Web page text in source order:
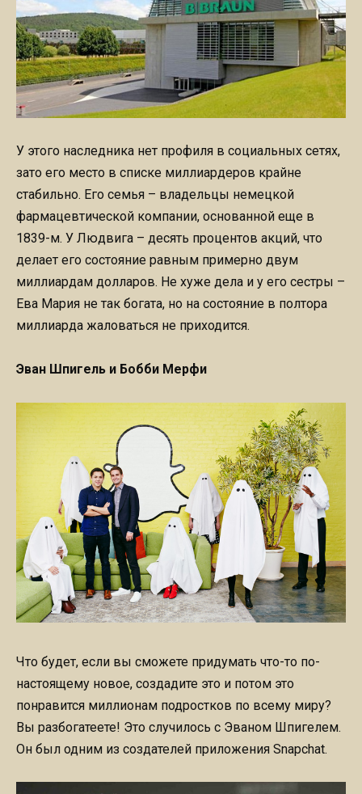
У этого наследника нет профиля в социальных сетях,
зато его место в списке миллиардеров крайне
стабильно. Его семья – владельцы немецкой
фармацевтической компании, основанной еще в
1839-м. У Людвига – десять процентов акций, что
делает его состояние равным примерно двум
миллиардам долларов. Не хуже дела и у его сестры –
Ева Мария не так богата, но на состояние в полтора
миллиарда жаловаться не приходится.
Эван Шпигель и Бобби Мерфи
Что будет, если вы сможете придумать что-то по-
настоящему новое, создадите это и потом это
понравится миллионам подростков по всему миру?
Вы разбогатеете! Это случилось с Эваном Шпигелем.
Он был одним из создателей приложения Snapchat.